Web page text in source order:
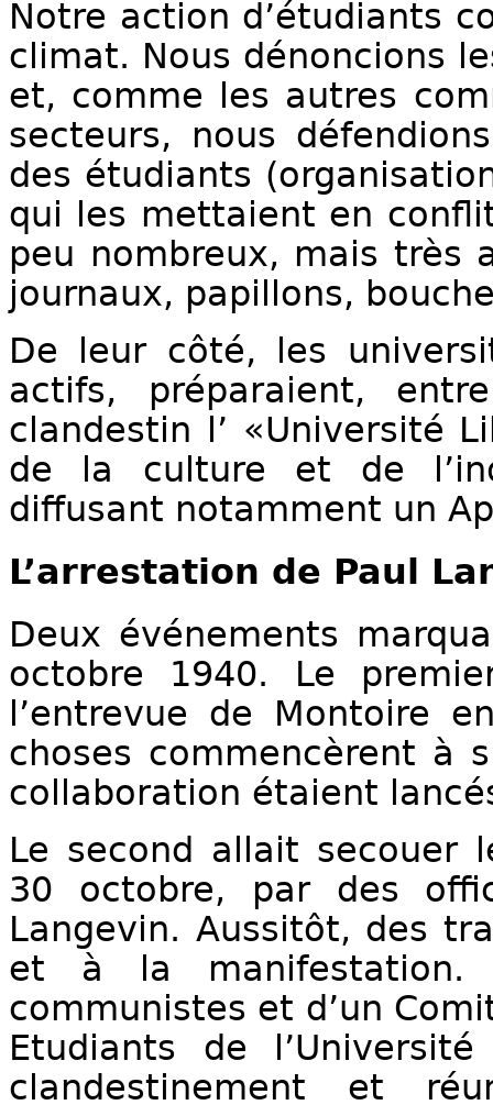
Notre action d’étudiants
climat. Nous dénoncions
et, comme les autres
secteurs, nous
des étudiants
qui les mettaient en
peu nombreux, mais très
journaux, papillons,
De leur côté, les
actifs, préparaient,
clandestin l’ «Université
de la culture et de
diffusant notamment un
L’arrestation de Paul
Deux événements
octobre 1940. Le
l’entrevue de Montoire
choses commencèrent à
collaboration étaient
Le second allait secouer
30 octobre, par des
Langevin. Aussitôt, des
et à la manifestation.
communistes et d’un
Etudiants de
clandestinement et